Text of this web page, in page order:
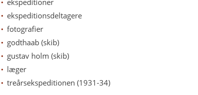
ekspeditioner
ekspeditionsdeltagere
fotografier
godthaab (skib)
gustav holm (skib)
læger
treårsekspeditionen (1931-34)